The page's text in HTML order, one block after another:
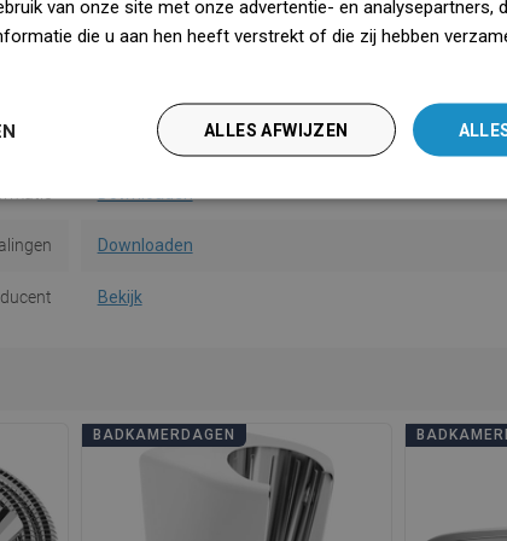
Vorm Vierkant
Downloaden
Downloaden
Bekijk
BADKAMERDAGEN
van onze site met onze advertentie- en analysepartners,
die u aan hen heeft verstrekt of die zij hebben
ALLES AFWIJZEN